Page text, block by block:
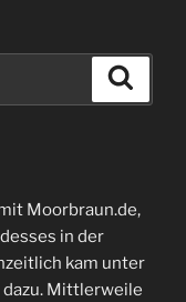
Moorbraun.de,
in der
kam unter
Mittlerweile